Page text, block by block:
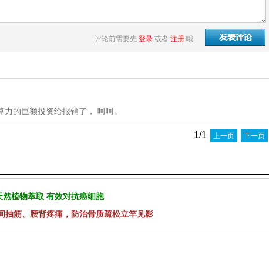
评论前需要先 登录 或者 注册 哦
的巨额投资给报销了， 呵呵。
1/1 上一页 下一页
植物萃取 有效对抗癌细胞
抽筋、腰背疼痛，防治骨质疏松立竿见影